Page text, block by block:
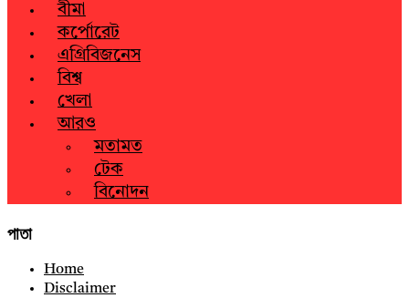
বীমা
কর্পোরেট
এগ্রিবিজনেস
বিশ্ব
খেলা
আরও
মতামত
টেক
বিনোদন
পাতা
Home
Disclaimer